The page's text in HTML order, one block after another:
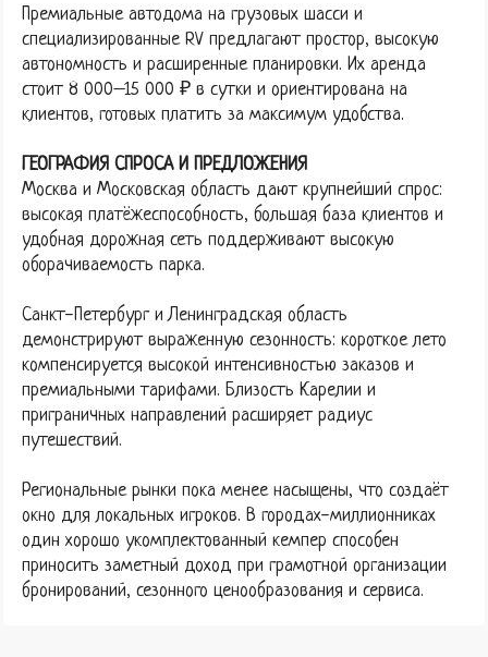
Премиальные автодома на грузовых шасси и
специализированные RV предлагают простор, высокую
автономность и расширенные планировки. Их аренда
стоит 8 000–15 000 ₽ в сутки и ориентирована на
клиентов, готовых платить за максимум удобства.
ГЕОГРАФИЯ СПРОСА И ПРЕДЛОЖЕНИЯ
Москва и Московская область дают крупнейший спрос:
высокая платёжеспособность, большая база клиентов и
удобная дорожная сеть поддерживают высокую
оборачиваемость парка.
Санкт-Петербург и Ленинградская область
демонстрируют выраженную сезонность: короткое лето
компенсируется высокой интенсивностью заказов и
премиальными тарифами. Близость Карелии и
приграничных направлений расширяет радиус
путешествий.
Региональные рынки пока менее насыщены, что создаёт
окно для локальных игроков. В городах-миллионниках
один хорошо укомплектованный кемпер способен
приносить заметный доход при грамотной организации
бронирований, сезонного ценообразования и сервиса.